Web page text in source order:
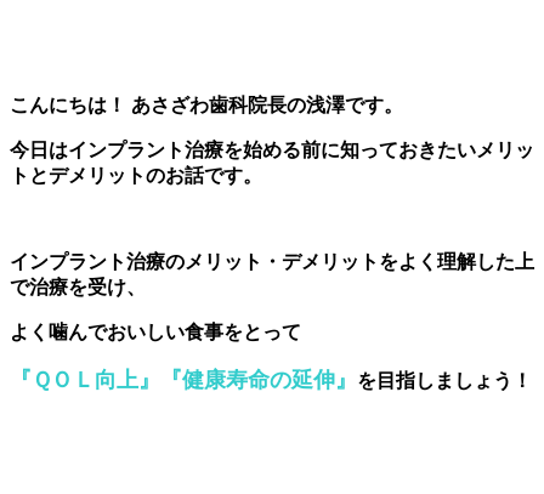
こんにちは！ あさざわ歯科院長の浅澤です。
今日はインプラント治療を始める前に知っておきたいメリッ
トとデメリットのお話です。
インプラント治療のメリット・デメリットをよく理解した上
で治療を受け、
よく噛んでおいしい食事をとって
『 ＱＯＬ向上 』『健康寿命の延伸 』 を目指しましょう！